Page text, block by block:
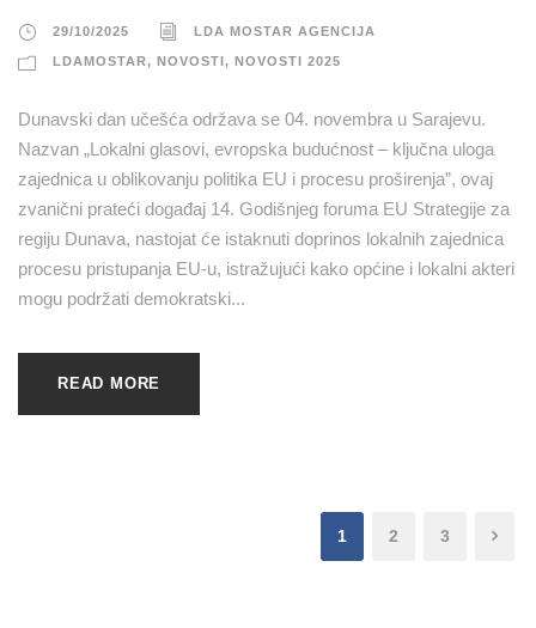
29/10/2025 LDA MOSTAR AGENCIJA
LDAMOSTAR, NOVOSTI, NOVOSTI 2025
Dunavski dan učešća održava se 04. novembra u Sarajevu.
Nazvan „Lokalni glasovi, evropska budućnost – ključna uloga
zajednica u oblikovanju politika EU i procesu proširenja”, ovaj
zvanični prateći događaj 14. Godišnjeg foruma EU Strategije za
regiju Dunava, nastojat će istaknuti doprinos lokalnih zajednica
procesu pristupanja EU-u, istražujući kako općine i lokalni akteri
mogu podržati demokratski...
READ MORE
1 2 3